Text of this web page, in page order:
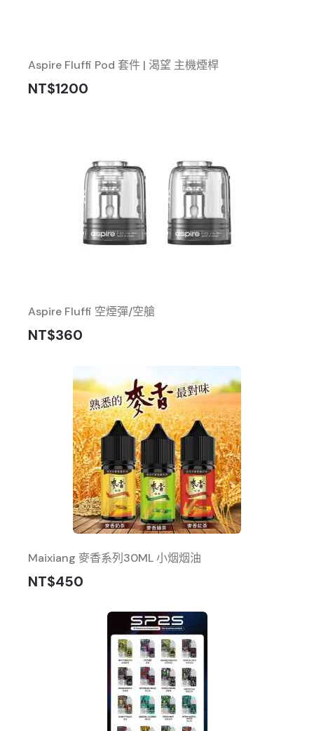
Aspire Fluffi Pod 套件 | 渴望 主機煙桿
NT$1200
Aspire Fluffi 空煙彈/空艙
NT$360
Maixiang 麥香系列30ML 小烟烟油
NT$450